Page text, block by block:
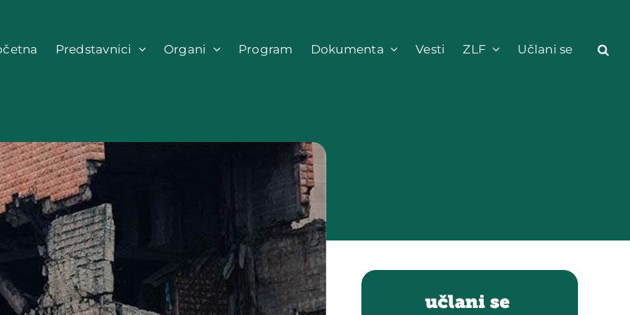
Predstavnici Organi Program Dokumenta Vesti ZLF Učlani se